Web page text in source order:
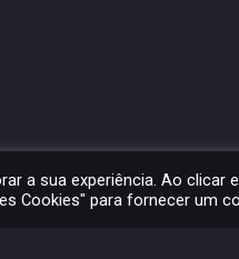
a sua experiência. Ao clicar
Cookies" para fornecer um